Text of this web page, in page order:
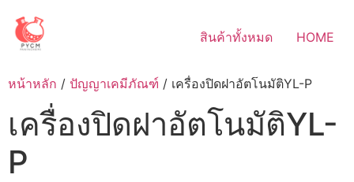
content
สินค้าทั้งหมด HOME
หน้าหลัก / ปัญญาเคมีภัณฑ์ / เครื่องปิดฝาอัตโนมัติYL-P
เครื่องปิดฝาอัตโนมัติYL-
P